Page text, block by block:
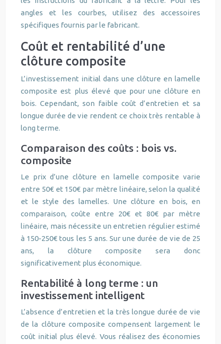
angles et les courbes, utilisez des accessoires
spécifiques fournis par le fabricant.
Coût et rentabilité d’une
clôture composite
L’investissement initial dans une clôture en lamelle
composite est plus élevé que pour une clôture en
bois. Cependant, son faible coût d’entretien et sa
longue durée de vie rendent ce choix très rentable à
long terme.
Comparaison des coûts : bois vs.
composite
Le prix d’une clôture en lamelle composite varie
entre 50€ et 150€ par mètre linéaire, selon la qualité
et le style des lamelles. Une clôture en bois, en
comparaison, coûte entre 20€ et 80€ par mètre
linéaire, mais nécessite un entretien régulier estimé
à 150-250€ tous les 5 ans. Sur une durée de vie de 25
ans, la clôture composite sera donc
significativement plus économique.
Rentabilité à long terme : un
investissement intelligent
L’absence d’entretien et la très longue durée de vie
de la clôture composite compensent largement le
coût initial plus élevé. Vous réalisez des économies